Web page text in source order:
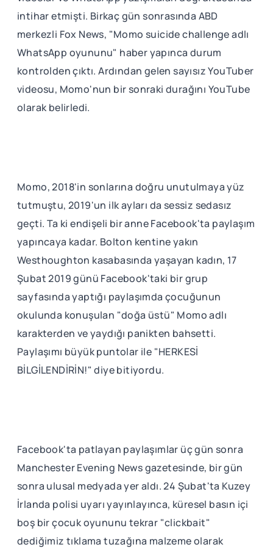
intihar etmişti. Birkaç gün sonrasında ABD
merkezli Fox News, "Momo suicide challenge adlı
WhatsApp oyununu" haber yapınca durum
kontrolden çıktı. Ardından gelen sayısız YouTuber
videosu, Momo'nun bir sonraki durağını YouTube
olarak belirledi.
Momo, 2018'in sonlarına doğru unutulmaya yüz
tutmuştu, 2019'un ilk ayları da sessiz sedasız
geçti. Ta ki endişeli bir anne Facebook'ta paylaşım
yapıncaya kadar. Bolton kentine yakın
Westhoughton kasabasında yaşayan kadın, 17
Şubat 2019 günü Facebook'taki bir grup
sayfasında yaptığı paylaşımda çocuğunun
okulunda konuşulan "doğa üstü" Momo adlı
karakterden ve yaydığı panikten bahsetti.
Paylaşımı büyük puntolar ile "HERKESİ
BİLGİLENDİRİN!" diye bitiyordu.
Facebook'ta patlayan paylaşımlar üç gün sonra
Manchester Evening News gazetesinde, bir gün
sonra ulusal medyada yer aldı. 24 Şubat'ta Kuzey
İrlanda polisi uyarı yayınlayınca, küresel basın içi
boş bir çocuk oyununu tekrar "clickbait"
dediğimiz tıklama tuzağına malzeme olarak